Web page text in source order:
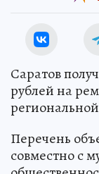
Саратов
рублей на
Перечень
совместно с